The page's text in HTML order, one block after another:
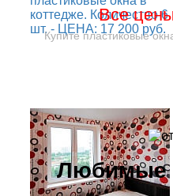
Все
Купите пластиковые
Любимые